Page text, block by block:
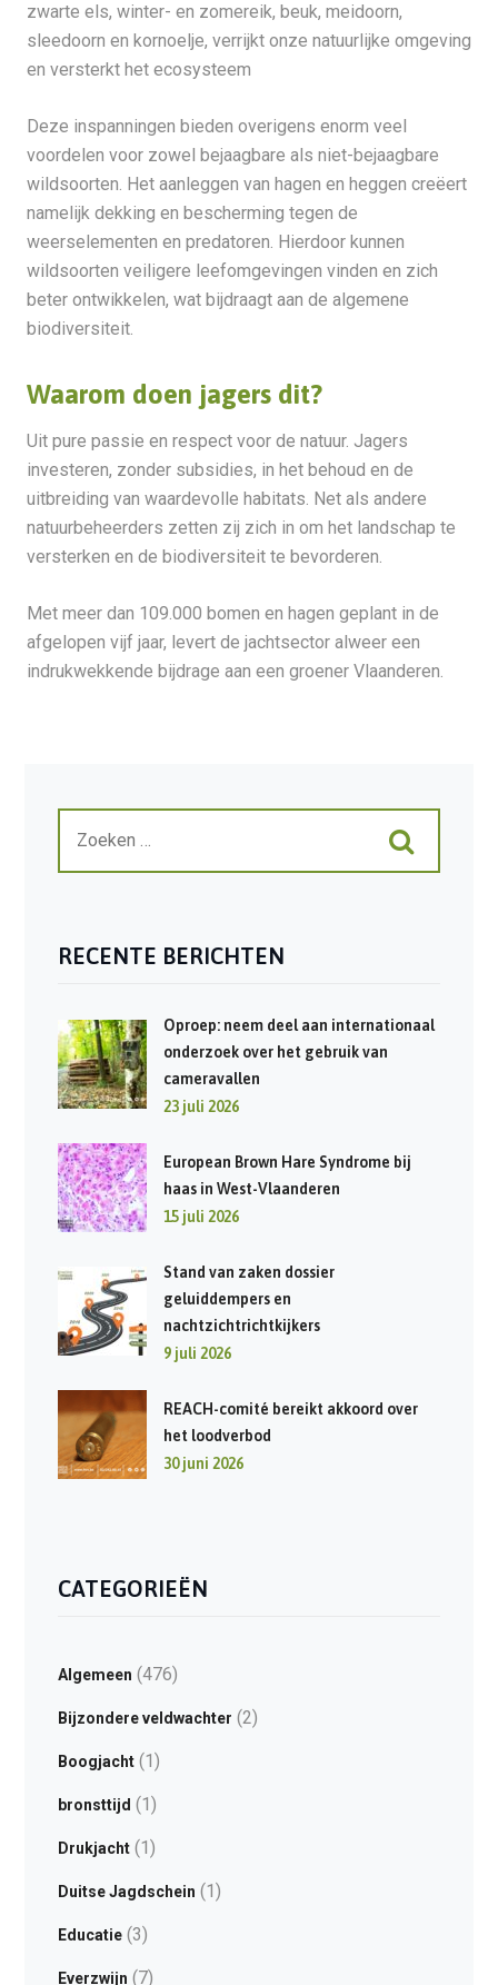
zwarte els, winter- en zomereik, beuk, meidoorn,
sleedoorn en kornoelje, verrijkt onze natuurlijke omgeving
en versterkt het ecosysteem
Deze inspanningen bieden overigens enorm veel
voordelen voor zowel bejaagbare als niet-bejaagbare
wildsoorten. Het aanleggen van hagen en heggen creëert
namelijk dekking en bescherming tegen de
weerselementen en predatoren. Hierdoor kunnen
wildsoorten veiligere leefomgevingen vinden en zich
beter ontwikkelen, wat bijdraagt aan de algemene
biodiversiteit.
Waarom doen jagers dit?
Uit pure passie en respect voor de natuur. Jagers
investeren, zonder subsidies, in het behoud en de
uitbreiding van waardevolle habitats. Net als andere
natuurbeheerders zetten zij zich in om het landschap te
versterken en de biodiversiteit te bevorderen.
Met meer dan 109.000 bomen en hagen geplant in de
afgelopen vijf jaar, levert de jachtsector alweer een
indrukwekkende bijdrage aan een groener Vlaanderen.
RECENTE BERICHTEN
Oproep: neem deel aan internationaal
onderzoek over het gebruik van
cameravallen
23 juli 2026
European Brown Hare Syndrome bij
haas in West-Vlaanderen
15 juli 2026
Stand van zaken dossier
geluiddempers en
nachtzichtrichtkijkers
9 juli 2026
REACH-comité bereikt akkoord over
het loodverbod
30 juni 2026
CATEGORIEËN
Algemeen (476)
Bijzondere veldwachter (2)
Boogjacht(1)
bronsttijd (1)
Drukjacht(1)
Duitse Jagdschein (1)
Educatie(3)
Everzwijn (7)